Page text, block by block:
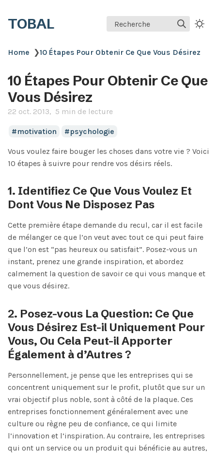
TOBAL Recherche
Home ❯10 Étapes Pour Obtenir Ce Que Vous Désirez
10 Étapes Pour Obtenir Ce Que
Vous Désirez
22 oct. 2013 5 min de lecture
motivation psychologie
Vous voulez faire bouger les choses dans votre vie ? Voici
10 étapes à suivre pour rendre vos désirs réels.
1. Identifiez Ce Que Vous Voulez Et
Dont Vous Ne Disposez Pas
Cette première étape demande du recul, car il est facile
de mélanger ce que l’on veut avec tout ce qui peut faire
que l’on est “pas heureux ou satisfait”. Posez-vous un
instant, prenez une grande inspiration, et abordez
calmement la question de savoir ce qui vous manque et
que vous désirez.
2. Posez-vous La Question: Ce Que
Vous Désirez Est-il Uniquement Pour
Vous, Ou Cela Peut-il Apporter
Également à d’Autres ?
Personnellement, je pense que les entreprises qui se
concentrent uniquement sur le profit, plutôt que sur un
vrai objectif plus noble, sont à côté de la plaque. Ces
entreprises fonctionnement généralement avec une
culture ou règne peu de confiance, ce qui limite
l’innovation et l’inspiration. Au contraire, les entreprises
qui ont un service ou un produit qui bénéficie au autres,